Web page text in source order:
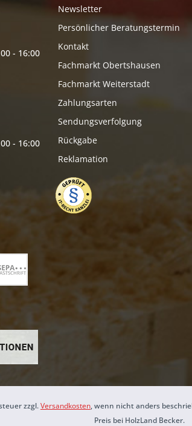
- 16:00
- 16:00
Newsletter
Persönlicher Beratungstermin
Kontakt
Fachmarkt Obertshausen
Fachmarkt Weiterstadt
Zahlungsarten
Sendungsverfolgung
Rückgabe
Reklamation
zzgl.Versandkosten, wenn nicht anders
Preis bei HolzLand Becker.